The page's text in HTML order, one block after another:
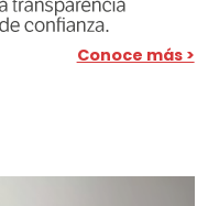
Conoce más >